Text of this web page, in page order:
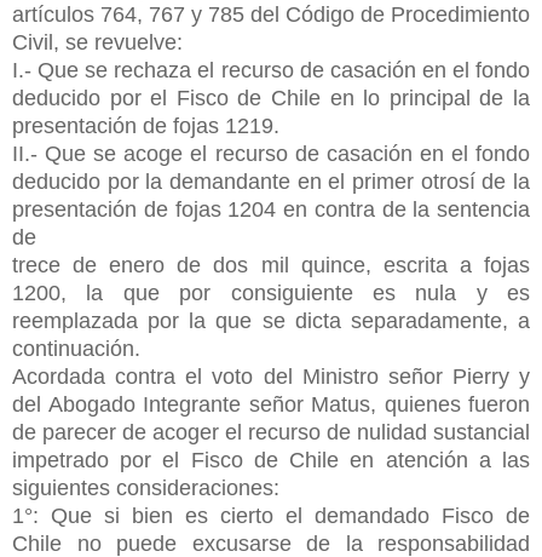
artículos 764, 767 y 785 del Código de Procedimiento
Civil, se revuelve:
I.- Que se rechaza el recurso de casación en el fondo
deducido por el Fisco de Chile en lo principal de la
presentación de fojas 1219.
II.- Que se acoge el recurso de casación en el fondo
deducido por la demandante en el primer otrosí de la
presentación de fojas 1204 en contra de la sentencia
de
trece de enero de dos mil quince, escrita a fojas
1200, la que por consiguiente es nula y es
reemplazada por la que se dicta separadamente, a
continuación.
Acordada contra el voto del Ministro señor Pierry y
del Abogado Integrante señor Matus, quienes fueron
de parecer de acoger el recurso de nulidad sustancial
impetrado por el Fisco de Chile en atención a las
siguientes consideraciones:
1°: Que si bien es cierto el demandado Fisco de
Chile no puede excusarse de la responsabilidad